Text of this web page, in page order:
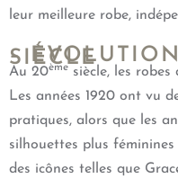
leur meilleure robe,
–
SIÈCLE
Au 20ème siècle, les robes
Les années 1920 ont vu
pratiques, alors que les
silhouettes plus
des icônes telles que